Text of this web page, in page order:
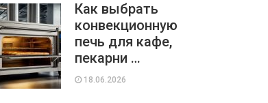
Как выбрать
конвекционную
печь для кафе,
пекарни …
18.06.2026